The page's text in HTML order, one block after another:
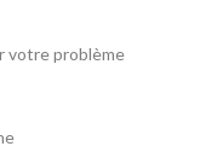
votre problème